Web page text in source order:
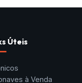
Úteis
à Venda